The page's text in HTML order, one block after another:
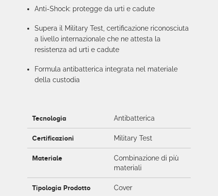
Anti-Shock: protegge da urti e cadute
Supera il Military Test, certificazione riconosciuta
a livello internazionale che ne attesta la
resistenza ad urti e cadute
Formula antibatterica integrata nel materiale
della custodia
Tecnologia Antibatterica
Certificazioni Military Test
Materiale
Combinazione di più
materiali
Tipologia Prodotto Cover